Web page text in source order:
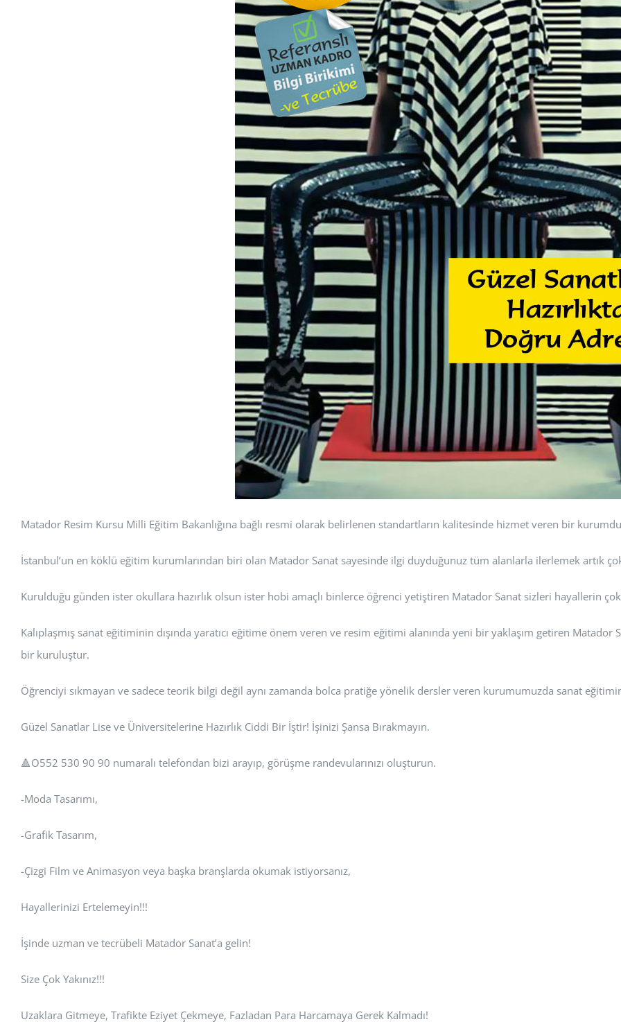
Matador Resim Kursu Milli Eğitim Bakanlığına bağlı resmi olarak belirlenen standartların kalitesinde hizmet veren bir
İstanbul’un en köklü eğitim kurumlarından biri olan Matador Sanat sayesinde ilgi duyduğunuz tüm alanlarla ilerlemek artık
Kurulduğu günden ister okullara hazırlık olsun ister hobi amaçlı binlerce öğrenci yetiştiren Matador Sanat sizleri hayallerin
Kalıplaşmış sanat eğitiminin dışında yaratıcı eğitime önem veren ve resim eğitimi alanında yeni bir yaklaşım getiren
bir kuruluştur.
Öğrenciyi sıkmayan ve sadece teorik bilgi değil aynı zamanda bolca pratiğe yönelik dersler veren kurumumuzda sanat
Güzel Sanatlar Lise ve Üniversitelerine Hazırlık Ciddi Bir İştir! İşinizi Şansa Bırakmayın.
🔺️O552 530 90 90 numaralı telefondan bizi arayıp, görüşme randevularınızı oluşturun.
-Moda Tasarımı,
-Grafik Tasarım,
-Çizgi Film ve Animasyon veya başka branşlarda okumak istiyorsanız,
Hayallerinizi Ertelemeyin!!!
İşinde uzman ve tecrübeli Matador Sanat’a gelin!
Size Çok Yakınız!!!
Uzaklara Gitmeye, Trafikte Eziyet Çekmeye, Fazladan Para Harcamaya Gerek Kalmadı!